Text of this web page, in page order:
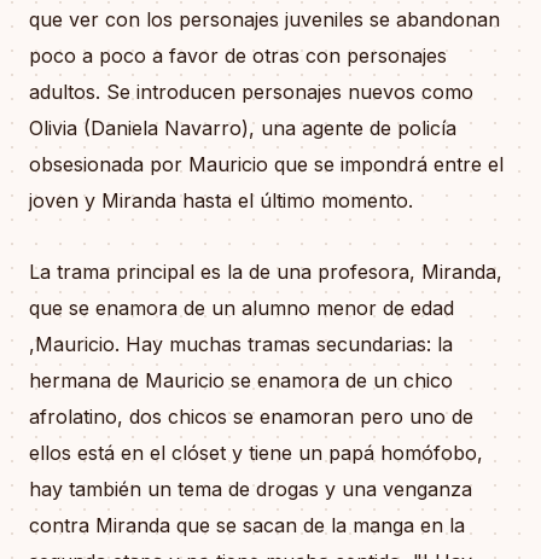
que ver con los personajes juveniles se abandonan
poco a poco a favor de otras con personajes
adultos. Se introducen personajes nuevos como
Olivia (Daniela Navarro), una agente de policía
obsesionada por Mauricio que se impondrá entre el
joven y Miranda hasta el último momento.
La trama principal es la de una profesora, Miranda,
que se enamora de un alumno menor de edad
,Mauricio. Hay muchas tramas secundarias: la
hermana de Mauricio se enamora de un chico
afrolatino, dos chicos se enamoran pero uno de
ellos está en el clóset y tiene un papá homófobo,
hay también un tema de drogas y una venganza
contra Miranda que se sacan de la manga en la